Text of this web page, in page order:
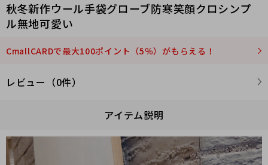
秋冬新作ウール手袋グローブ防寒笑顔クロシンプ
ル無地可愛い
CmallCARDで最大100ポイント（5％）がもらえる！
レビュー（0件）
アイテム説明